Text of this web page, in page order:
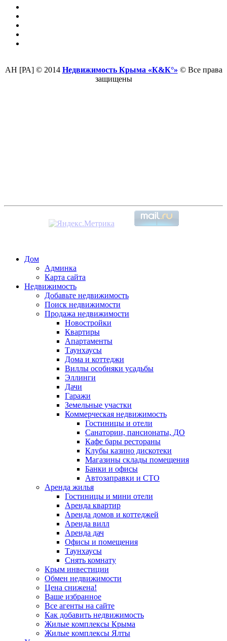
АН [РА] © 2014 Недвижимость Крыма «К&К°» © Все права
защищены
Дом
Админка
Карта сайта
Недвижимость
Добавьте недвижимость
Поиск недвижимости
Продажа недвижимости
Новостройки
Квартиры
Апартаменты
Таунхаусы
Дома и коттеджи
Виллы особняки усадьбы
Эллинги
Дачи
Гаражи
Земельные участки
Коммерческая недвижимость
Гостиницы и отели
Санатории, пансионаты, ДО
Кафе бары рестораны
Клубы казино дискотеки
Магазины склады помещения
Банки и офисы
Автозаправки и СТО
Аренда жилья
Гостиницы и мини отели
Аренда квартир
Аренда домов и коттеджей
Аренда вилл
Аренда дач
Офисы и помещения
Таунхаусы
Снять комнату
Крым инвестиции
Обмен недвижимости
Цена снижена!
Ваше избранное
Все агенты на сайте
Как добавить недвижимость
Жилые комплексы Крыма
Жилые комплексы Ялты